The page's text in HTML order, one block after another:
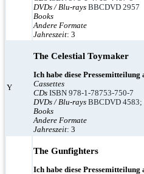
DVDs / Blu-rays BBCDVD 2957
Books
Andere Formate
Jahreszeit: 3
Y
The Celestial Toymaker
Ich habe diese Pressemitteilung
Cassettes
CDs ISBN 978-1-78753-750-7
DVDs / Blu-rays BBCDVD 4583;
Books
Andere Formate
Jahreszeit: 3
The Gunfighters
Ich habe diese Pressemitteilung